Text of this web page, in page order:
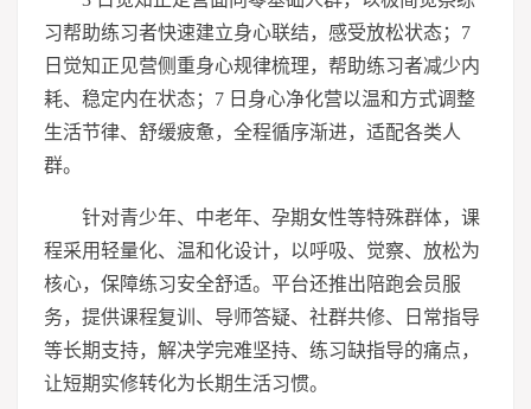
习帮助练习者快速建立身心联结，感受放松状态；7
日觉知正见营侧重身心规律梳理，帮助练习者减少内
耗、稳定内在状态；7 日身心净化营以温和方式调整
生活节律、舒缓疲惫，全程循序渐进，适配各类人
群。
针对青少年、中老年、孕期女性等特殊群体，课
程采用轻量化、温和化设计，以呼吸、觉察、放松为
核心，保障练习安全舒适。平台还推出陪跑会员服
务，提供课程复训、导师答疑、社群共修、日常指导
等长期支持，解决学完难坚持、练习缺指导的痛点，
让短期实修转化为长期生活习惯。